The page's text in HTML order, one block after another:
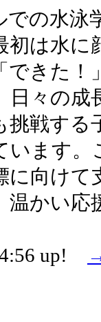
での水泳
初は水に
できた
日々の成
挑戦する
います
に向けて
温かい
up!